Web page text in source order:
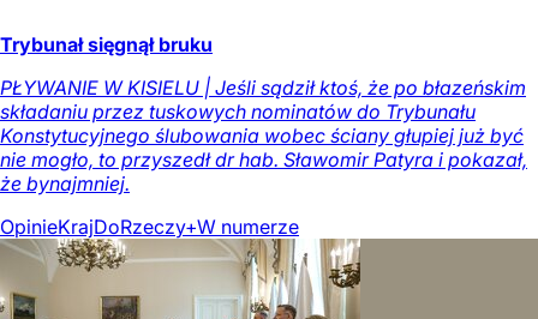
Trybunał sięgnął bruku
PŁYWANIE W KISIELU | Jeśli sądził ktoś, że po błazeńskim
składaniu przez tuskowych nominatów do Trybunału
Konstytucyjnego ślubowania wobec ściany głupiej już być
nie mogło, to przyszedł dr hab. Sławomir Patyra i pokazał,
że bynajmniej.
OpinieKrajDoRzeczy+W numerze